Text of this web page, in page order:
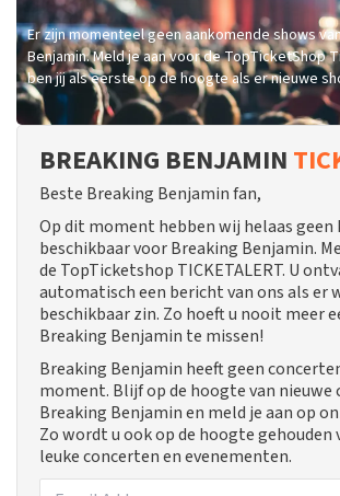
Er zijn momenteel geen aankomende shows
Benjamin. Meld je aan voor de TopTicketShop
ben jij als eerste op de hoogte als er nieuwe
BREAKING BENJAMIN
Beste Breaking Benjamin fan,
Op dit moment hebben wij helaas geen
beschikbaar voor Breaking Benjamin.
de TopTicketshop TICKETALERT. U
automatisch een bericht van ons als er
beschikbaar zin. Zo hoeft u nooit meer
Breaking Benjamin te missen!
Breaking Benjamin heeft geen
moment. Blijf op de hoogte van nieuwe
Breaking Benjamin en meld je aan op
Zo wordt u ook op de hoogte gehouden
leuke concerten en evenementen.